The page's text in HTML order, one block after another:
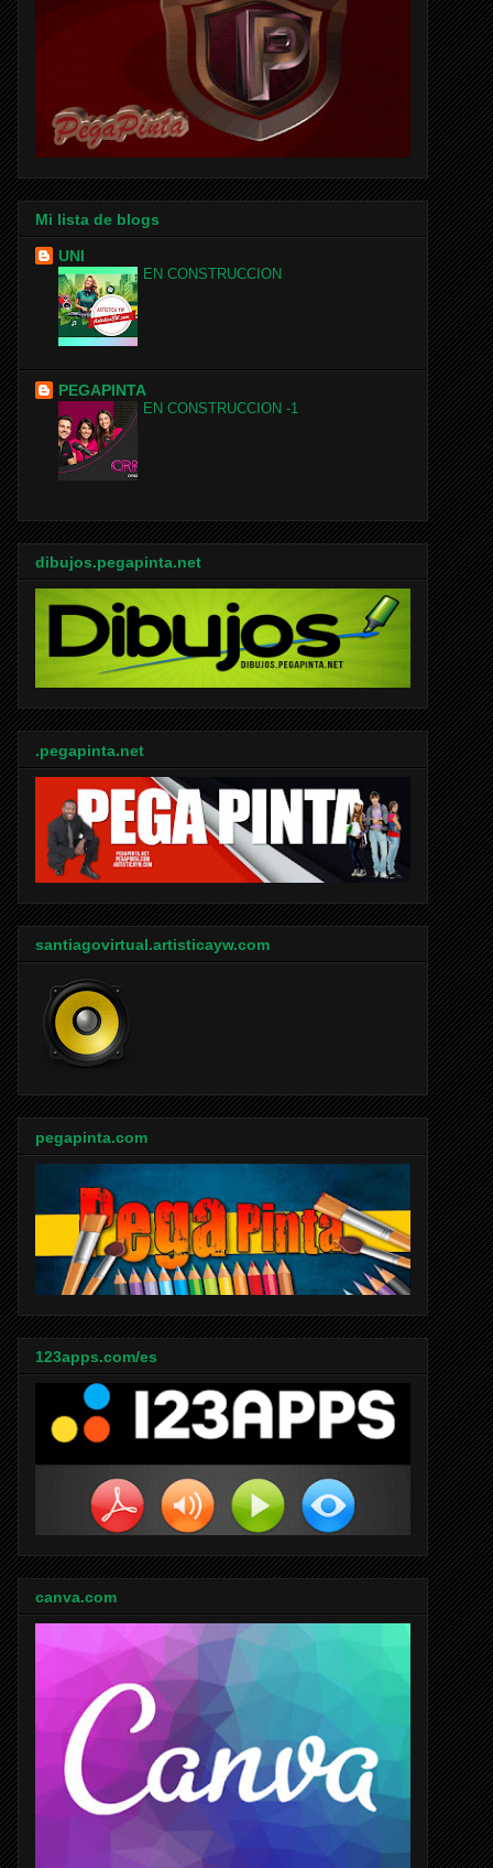
Mi lista de blogs
UNI
EN CONSTRUCCION
PEGAPINTA
EN CONSTRUCCION -1
dibujos.pegapinta.net
.pegapinta.net
santiagovirtual.artisticayw.com
pegapinta.com
123apps.com/es
canva.com